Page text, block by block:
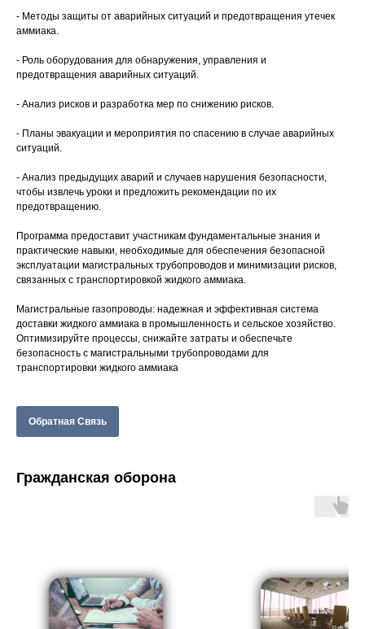
- Методы защиты от аварийных ситуаций и предотвращения утечек
аммиака.
- Роль оборудования для обнаружения, управления и
предотвращения аварийных ситуаций.
- Анализ рисков и разработка мер по снижению рисков.
- Планы эвакуации и мероприятия по спасению в случае аварийных
ситуаций.
- Анализ предыдущих аварий и случаев нарушения безопасности,
чтобы извлечь уроки и предложить рекомендации по их
предотвращению.
Программа предоставит участникам фундаментальные знания и
практические навыки, необходимые для обеспечения безопасной
эксплуатации магистральных трубопроводов и минимизации рисков,
связанных с транспортировкой жидкого аммиака.
Магистральные газопроводы: надежная и эффективная система
доставки жидкого аммиака в промышленность и сельское хозяйство.
Оптимизируйте процессы, снижайте затраты и обеспечьте
безопасность с магистральными трубопроводами для
транспортировки жидкого аммиака
Обратная Связь
Гражданская оборона